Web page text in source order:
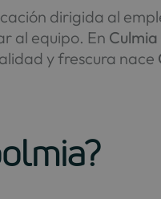
dirigida al
al equipo. En Culmia
y frescura nace